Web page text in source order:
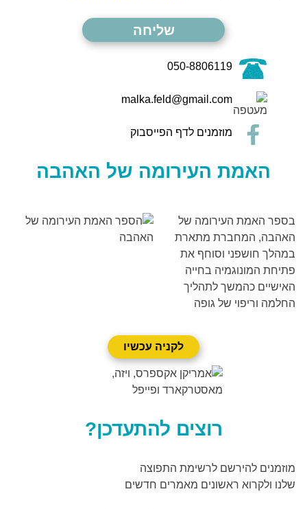
050-8806119
malka.feld@gmail.com
מוזמנים לדף הפייסבוק
האמת העירומה של האהבה
בספר האמת העירומה של
האהבה, המחברת מתארת
במהלך חושפני וסוחף את
פתיחת המונוגמיה בחייה
האישיים כהמשך לתהליך
החלמה וריפוי של גופה
לקניה עכשיו
רוצים להתעדכן?
מוזמנים להירשם לרשימת התפוצה
שלנו ולקרוא ראשונים מאמרים חדשים